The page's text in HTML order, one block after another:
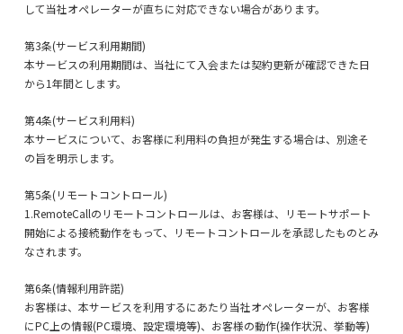
して当社オペレーターが直ちに対応できない場合があります。
第3条(サービス利用期間)
本サービスの利用期間は、当社にて入会または契約更新が確認できた日
から1年間とします。
第4条(サービス利用料)
本サービスについて、お客様に利用料の負担が発生する場合は、別途そ
の旨を明示します。
第5条(リモートコントロール)
1.RemoteCallのリモートコントロールは、お客様は、リモートサポート
開始による接続動作をもって、リモートコントロールを承認したものとみ
なされます。
第6条(情報利用許諾)
お客様は、本サービスを利用するにあたり当社オペレーターが、お客様
にPC上の情報(PC環境、設定環境等)、お客様の動作(操作状況、挙動等)